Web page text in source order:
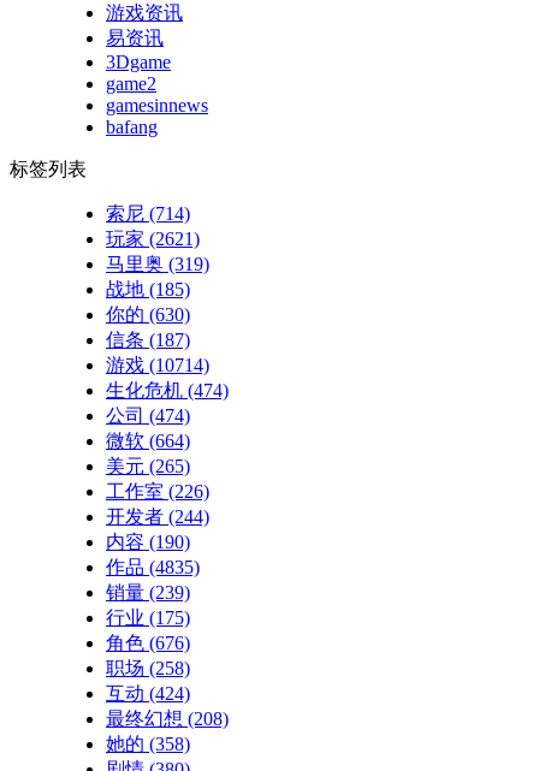
游戏资讯
易资讯
3Dgame
game2
gamesinnews
bafang
标签列表
索尼 (714)
玩家 (2621)
马里奥 (319)
战地 (185)
你的 (630)
信条 (187)
游戏 (10714)
生化危机 (474)
公司 (474)
微软 (664)
美元 (265)
工作室 (226)
开发者 (244)
内容 (190)
作品 (4835)
销量 (239)
行业 (175)
角色 (676)
职场 (258)
互动 (424)
最终幻想 (208)
她的 (358)